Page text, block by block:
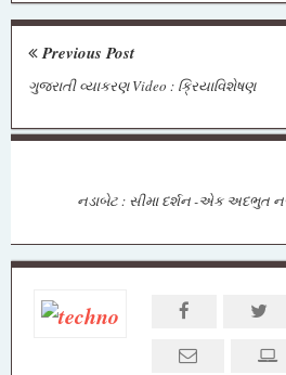
Previous Post
ગુજરાતી વ્યાકરણ Video : ક્રિયાવિશેષણ
નડાબેટ : સીમા દર્શન -એક અદભુત